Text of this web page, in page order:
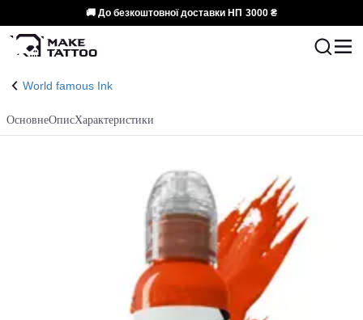
🚚 До безкоштовної доставки НП 3000 ₴
World famous Ink
ОсновнеОписХарактеристики